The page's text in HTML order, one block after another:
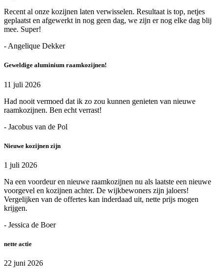
Recent al onze kozijnen laten verwisselen. Resultaat is top, netjes
geplaatst en afgewerkt in nog geen dag, we zijn er nog elke dag blij
mee. Super!
- Angelique Dekker
Geweldige aluminium raamkozijnen!
11 juli 2026
Had nooit vermoed dat ik zo zou kunnen genieten van nieuwe
raamkozijnen. Ben echt verrast!
- Jacobus van de Pol
Nieuwe kozijnen zijn
1 juli 2026
Na een voordeur en nieuwe raamkozijnen nu als laatste een nieuwe
voorgevel en kozijnen achter. De wijkbewoners zijn jaloers!
Vergelijken van de offertes kan inderdaad uit, nette prijs mogen
krijgen.
- Jessica de Boer
nette actie
22 juni 2026